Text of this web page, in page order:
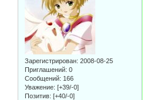
Зарегистрирован: 2008-08-25
Приглашений: 0
Сообщений: 166
Уважение: [+39/-0]
Позитив: [+40/-0]